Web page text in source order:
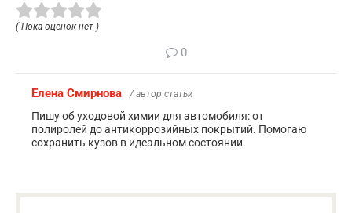
( Пока оценок нет )
0
Елена Смирнова / автор статьи
Пишу об уходовой химии для автомобиля: от
полиролей до антикоррозийных покрытий. Помогаю
сохранить кузов в идеальном состоянии.